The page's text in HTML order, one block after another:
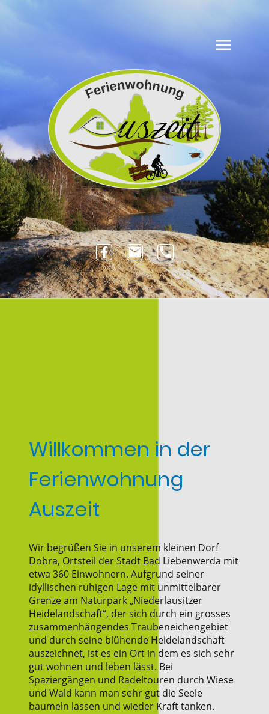
Willkommen in der
Ferienwohnung
Auszeit
Wir begrüßen Sie in unserem kleinen Dorf
Dobra, Ortsteil der Stadt Bad Liebenwerda mit
etwa 360 Einwohnern. Aufgrund seiner
idyllischen ruhigen Lage mit unmittelbarer
Grenze am Naturpark „Niederlausitzer
Heidelandschaft“, der sich durch ein grosses
zusammenhängendes Traubeneichengebiet
und durch seine blühende Heidelandschaft
auszeichnet, ist es ein Ort in dem es sich sehr
gut wohnen und leben lässt. Bei
Spaziergängen und Radeltouren durch Wiese
und Wald kann man sehr gut die Seele
baumeln lassen und wieder Kraft tanken.